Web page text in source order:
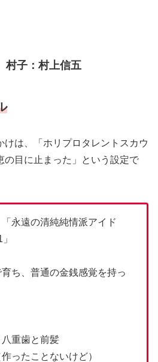
子：村上信五
けは、「ホリプロタレントスカウ
の目に止まった」という設定で
永遠の清純純情派アイド
ち、普通の金銭感覚を持っ
重歯と前髪
ったことないけど）